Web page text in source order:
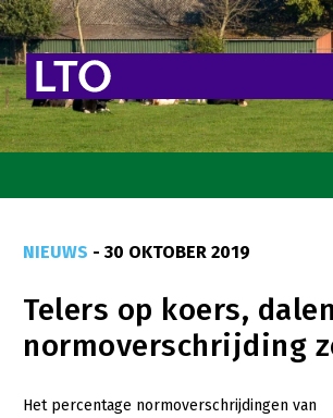
Goed eten
Mooi groen
Sterk ondernemerschap
NIEUWS - 30 OKTOBER 2019
Telers op koers,
normoverschrijding
Het percentage normoverschrijdingen van